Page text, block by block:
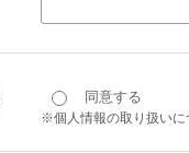
同意する
※個人情報の取り扱いに